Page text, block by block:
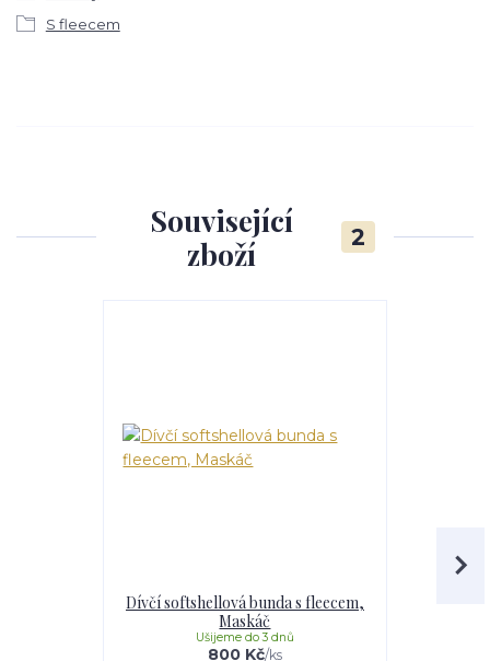
S fleecem
Související
zboží
2
Dívčí softshellová bunda s fleecem,
Maskáč
800 Kč/ks
Ušijeme do 3 dnů